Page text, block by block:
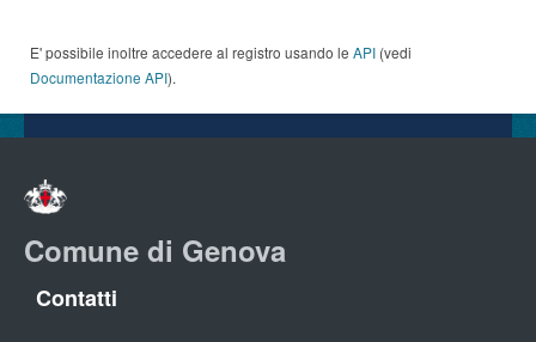
E' possibile inoltre accedere al registro usando le API (vedi
Documentazione API).
Comune di Genova
Contatti